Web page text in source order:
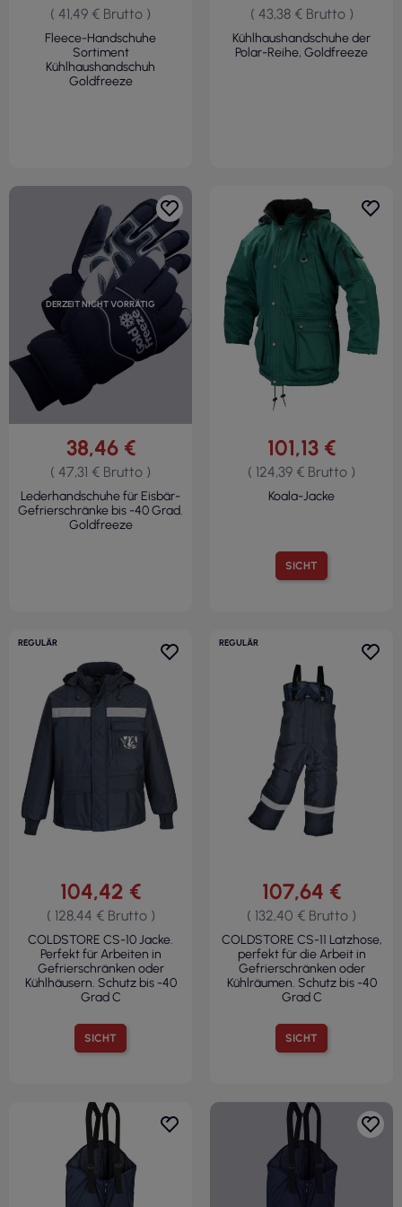
( 41,49 € Brutto )
Fleece-Handschuhe
Sortiment
Kühlhaushandschuh
Goldfreeze
( 43,38 € Brutto )
Kühlhaushandschuhe der
Polar-Reihe, Goldfreeze
DERZEIT NICHT VORRÄTIG
38,46 €
( 47,31 € Brutto )
Lederhandschuhe für Eisbär-
Gefrierschränke bis -40 Grad.
Goldfreeze
SICHT
101,13 €
( 124,39 € Brutto )
Koala-Jacke
REGULÄR
SICHT
104,42 €
( 128,44 € Brutto )
COLDSTORE CS-10 Jacke.
Perfekt für Arbeiten in
Gefrierschränken oder
Kühlhäusern. Schutz bis -40
Grad C
REGULÄR
SICHT
107,64 €
( 132,40 € Brutto )
COLDSTORE CS-11 Latzhose,
perfekt für die Arbeit in
Gefrierschränken oder
Kühlräumen. Schutz bis -40
Grad C